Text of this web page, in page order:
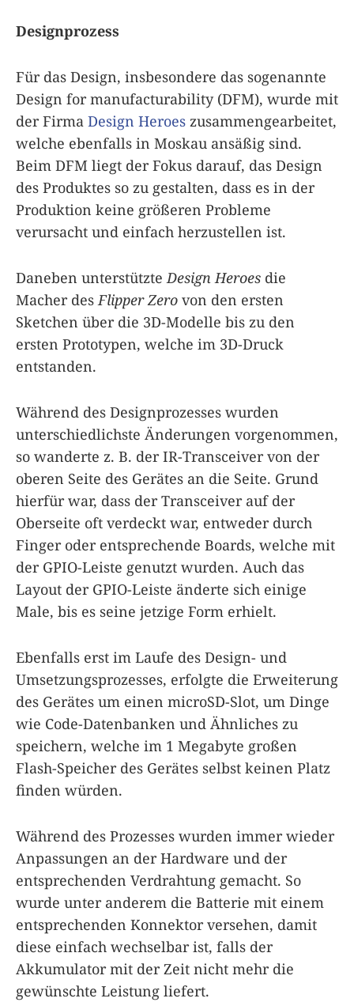
Designprozess
Für das Design, insbesondere das sogenannte
Design for manufacturability (DFM), wurde mit
der Firma Design Heroes zusammengearbeitet,
welche ebenfalls in Moskau ansäßig sind.
Beim DFM liegt der Fokus darauf, das Design
des Produktes so zu gestalten, dass es in der
Produktion keine größeren Probleme
verursacht und einfach herzustellen ist.
Daneben unterstützteDesign Heroes die
Macher desFlipper Zero von den ersten
Sketchen über die 3D-Modelle bis zu den
ersten Prototypen, welche im 3D-Druck
entstanden.
Während des Designprozesses wurden
unterschiedlichste Änderungen vorgenommen,
so wanderte z. B. der IR-Transceiver von der
oberen Seite des Gerätes an die Seite. Grund
hierfür war, dass der Transceiver auf der
Oberseite oft verdeckt war, entweder durch
Finger oder entsprechende Boards, welche mit
der GPIO-Leiste genutzt wurden. Auch das
Layout der GPIO-Leiste änderte sich einige
Male, bis es seine jetzige Form erhielt.
Ebenfalls erst im Laufe des Design- und
Umsetzungsprozesses, erfolgte die Erweiterung
des Gerätes um einen microSD-Slot, um Dinge
wie Code-Datenbanken und Ähnliches zu
speichern, welche im 1 Megabyte großen
Flash-Speicher des Gerätes selbst keinen Platz
finden würden.
Während des Prozesses wurden immer wieder
Anpassungen an der Hardware und der
entsprechenden Verdrahtung gemacht. So
wurde unter anderem die Batterie mit einem
entsprechenden Konnektor versehen, damit
diese einfach wechselbar ist, falls der
Akkumulator mit der Zeit nicht mehr die
gewünschte Leistung liefert.